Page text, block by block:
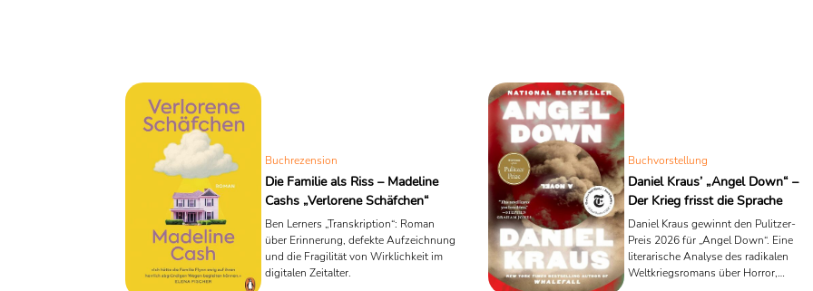
Buchrezension
Die Familie als Riss – Madeline
Cashs „Verlorene Schäfchen“
Ben Lerners „Transkription“: Roman
über Erinnerung, defekte Aufzeichnung
und die Fragilität von Wirklichkeit im
digitalen Zeitalter.
Buchvorstellung
Daniel Kraus’ „Angel Down“ –
Der Krieg frisst die Sprache
Daniel Kraus gewinnt den Pulitzer-
Preis 2026 für „Angel Down“. Eine
literarische Analyse des radikalen
Weltkriegsromans über Horror,